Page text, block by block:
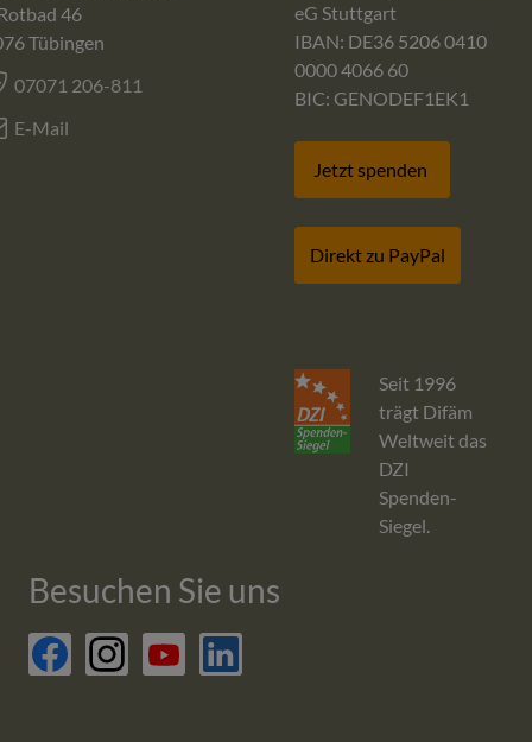
46
Tübingen
07071 206-811
E-Mail
eG Stuttgart
IBAN: DE36 5206 0410
0000 4066 60
BIC: GENODEF1EK1
Jetzt spenden
Direkt zu PayPal
Seit 1996
trägt Difäm
Weltweit das
DZI
Spenden-
Siegel.
Besuchen Sie uns